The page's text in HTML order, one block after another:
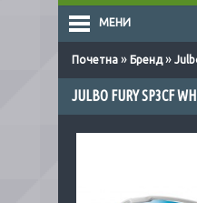
МЕНИ
Почетна » Бренд»
JULBO FURY SP3CF